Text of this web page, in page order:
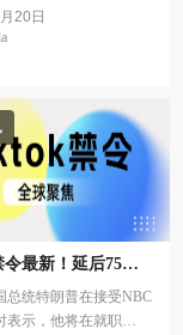
测试联盟营销合作计
划2026年Q2美国IPO，
于20...
20日
最新！延后75天
4月
总统特朗普在接受NBC
表示，他将在就职